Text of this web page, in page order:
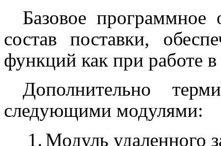
Базовое программное
состав поставки,
функций как при работе
Дополнительно
следующими модулями:
1. Модуль удаленного